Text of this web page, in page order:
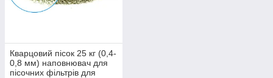
Кварцовий пісок 25 кг (0,4-
0,8 мм) наповнювач для
пісочних фільтрів для